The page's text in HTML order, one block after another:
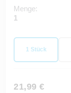
Menge:
1
1 Stück
21,99 €